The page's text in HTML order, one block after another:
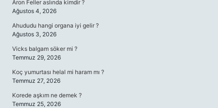
Aron Feller aslında kimdir ?
Ağustos 4, 2026
Ahududu hangi organa iyi gelir ?
Ağustos 3, 2026
Vicks balgam söker mi ?
Temmuz 29, 2026
Koç yumurtası helal mi haram mı ?
Temmuz 27, 2026
Korede aşkım ne demek ?
Temmuz 25, 2026